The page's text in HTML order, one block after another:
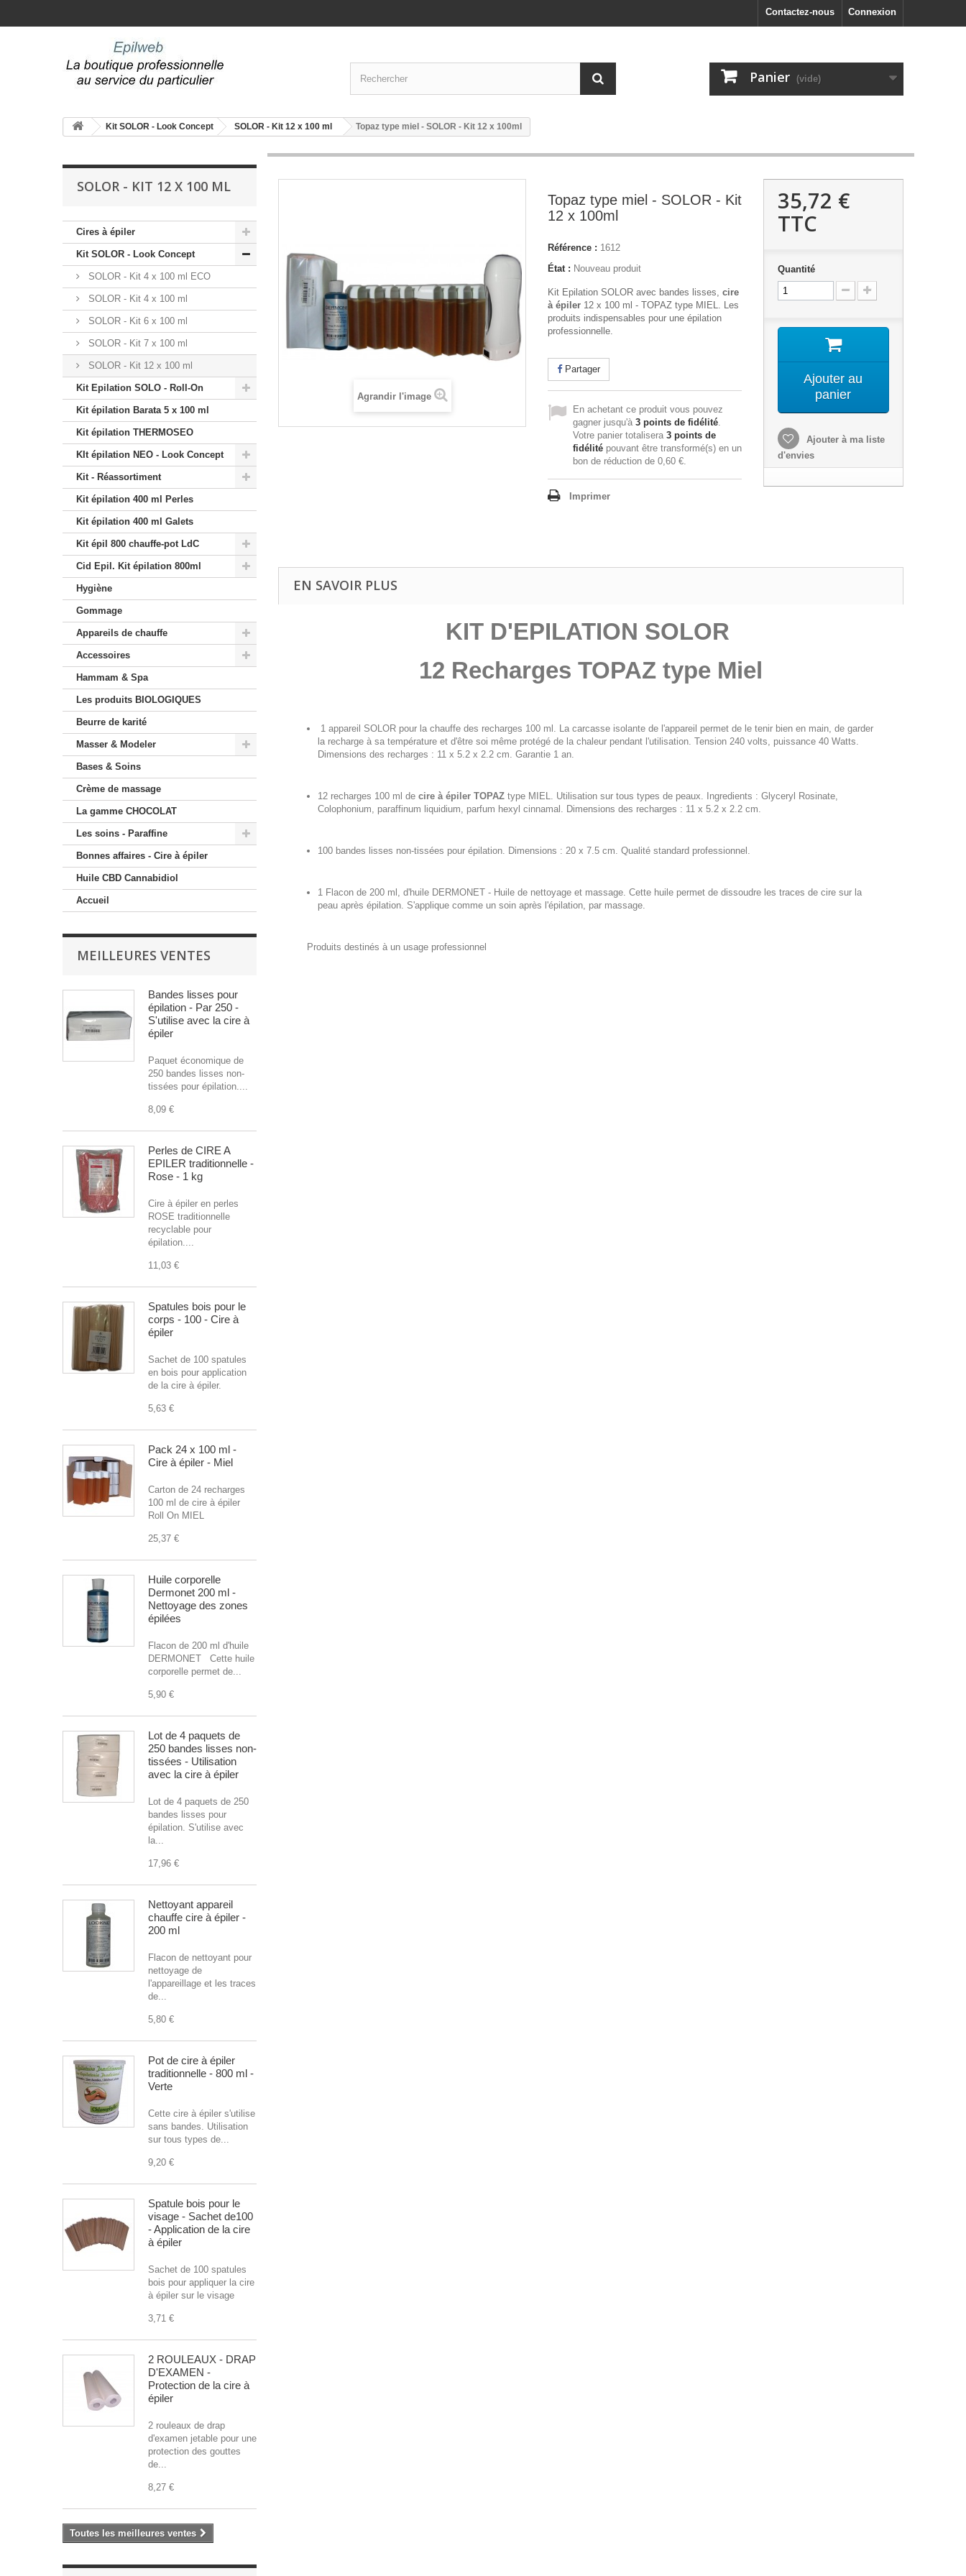
Connexion
Contactez-nous
Panier (vide)
Kit SOLOR - Look Concept SOLOR - Kit 12 x 100 ml Topaz type miel - SOLOR - Kit 12 x 100ml
SOLOR - KIT 12 X 100 ML
Cires à épiler
Kit SOLOR - Look Concept
SOLOR - Kit 4 x 100 ml ECO
SOLOR - Kit 4 x 100 ml
SOLOR - Kit 6 x 100 ml
SOLOR - Kit 7 x 100 ml
SOLOR - Kit 12 x 100 ml
Kit Epilation SOLO - Roll-On
Kit épilation Barata 5 x 100 ml
Kit épilation THERMOSEO
KIt épilation NEO - Look Concept
Kit - Réassortiment
Kit épilation 400 ml Perles
Kit épilation 400 ml Galets
Kit épil 800 chauffe-pot LdC
Cid Epil. Kit épilation 800ml
Hygiène
Gommage
Appareils de chauffe
Accessoires
Hammam & Spa
Les produits BIOLOGIQUES
Beurre de karité
Masser & Modeler
Bases & Soins
Crème de massage
La gamme CHOCOLAT
Les soins - Paraffine
Bonnes affaires - Cire à épiler
Huile CBD Cannabidiol
Accueil
MEILLEURES VENTES
Bandes lisses pour
épilation - Par 250 -
S'utilise avec la cire à
épiler
Paquet économique de
250 bandes lisses non-
tissées pour épilation....
8,09 €
Perles de CIRE A
EPILER traditionnelle -
Rose - 1 kg
Cire à épiler en perles
ROSE traditionnelle
recyclable pour
épilation....
11,03 €
Spatules bois pour le
corps - 100 - Cire à
épiler
Sachet de 100 spatules
en bois pour application
de la cire à épiler.
5,63 €
Pack 24 x 100 ml -
Cire à épiler - Miel
Carton de 24 recharges
100 ml de cire à épiler
Roll On MIEL
25,37 €
Huile corporelle
Dermonet 200 ml -
Nettoyage des zones
épilées
Flacon de 200 ml d'huile
DERMONET Cette huile
corporelle permet de...
5,90 €
Lot de 4 paquets de
250 bandes lisses non-
tissées - Utilisation
avec la cire à épiler
Lot de 4 paquets de 250
bandes lisses pour
épilation. S'utilise avec
la...
17,96 €
Nettoyant appareil
chauffe cire à épiler -
200 ml
Flacon de nettoyant pour
nettoyage de
l'appareillage et les traces
de...
5,80 €
Pot de cire à épiler
traditionnelle - 800 ml -
Verte
Cette cire à épiler s'utilise
sans bandes. Utilisation
sur tous types de...
9,20 €
Spatule bois pour le
visage - Sachet de100
- Application de la cire
à épiler
Sachet de 100 spatules
bois pour appliquer la cire
à épiler sur le visage
3,71 €
2 ROULEAUX - DRAP
D'EXAMEN -
Protection de la cire à
épiler
2 rouleaux de drap
d'examen jetable pour une
protection des gouttes
de...
8,27 €
Toutes les meilleures ventes
Agrandir l'image
Topaz type miel - SOLOR - Kit
12 x 100ml
Référence : 1612
État : Nouveau produit
Kit Epilation SOLOR avec bandes lisses, cire
à épiler 12 x 100 ml - TOPAZ type MIEL. Les
produits indispensables pour une épilation
professionnelle.
Partager
En achetant ce produit vous pouvez
gagner jusqu'à 3 points de fidélité.
Votre panier totalisera 3 points de
fidélité pouvant être transformé(s) en un
bon de réduction de 0,60 €.
Imprimer
35,72 €
TTC
Quantité
Ajouter au
panier
Ajouter à ma liste
d'envies
EN SAVOIR PLUS
KIT D'EPILATION SOLOR
12 Recharges TOPAZ type Miel
1 appareil SOLOR pour la chauffe des recharges 100 ml. La carcasse isolante de l'appareil permet de le tenir bien en main, de garder
la recharge à sa température et d'être soi même protégé de la chaleur pendant l'utilisation. Tension 240 volts, puissance 40 Watts.
Dimensions des recharges : 11 x 5.2 x 2.2 cm. Garantie 1 an.
12 recharges 100 ml de cire à épiler TOPAZ type MIEL. Utilisation sur tous types de peaux. Ingredients : Glyceryl Rosinate,
Colophonium, paraffinum liquidium, parfum hexyl cinnamal. Dimensions des recharges : 11 x 5.2 x 2.2 cm.
100 bandes lisses non-tissées pour épilation. Dimensions : 20 x 7.5 cm. Qualité standard professionnel.
1 Flacon de 200 ml, d'huile DERMONET - Huile de nettoyage et massage. Cette huile permet de dissoudre les traces de cire sur la
peau après épilation. S'applique comme un soin après l'épilation, par massage.
Produits destinés à un usage professionnel